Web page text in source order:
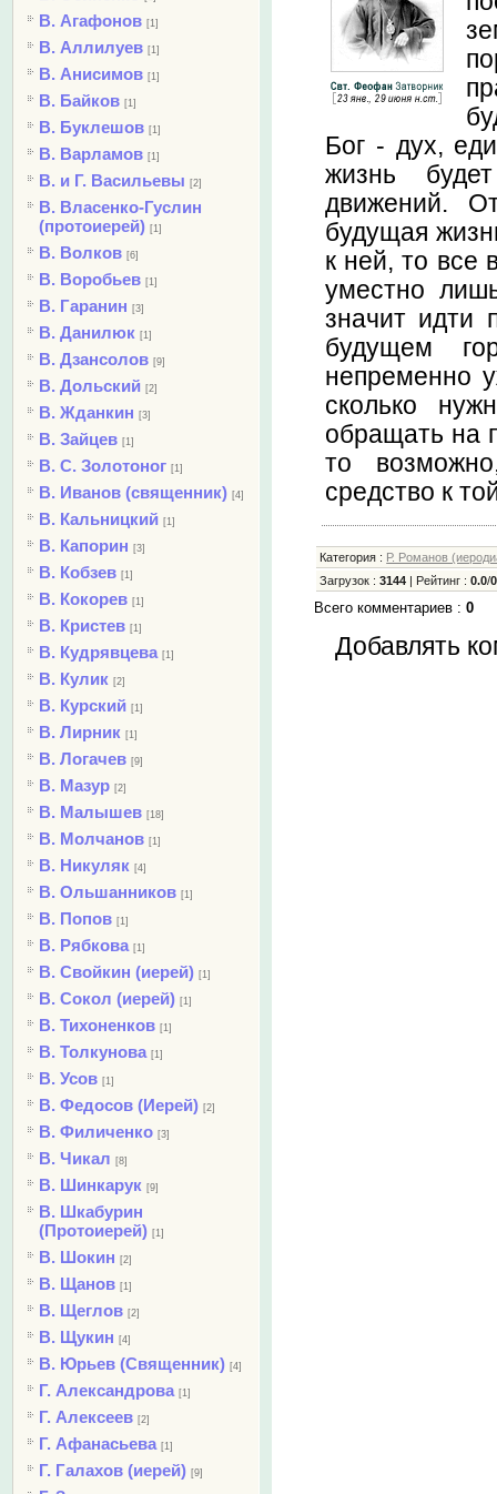
В. Агафонов [1]
В. Аллилуев [1]
В. Анисимов [1]
В. Байков [1]
В. Буклешов [1]
В. Варламов [1]
В. и Г. Васильевы [2]
В. Власенко-Гуслин
(протоиерей) [1]
В. Волков [6]
В. Воробьев [1]
В. Гаранин [3]
В. Данилюк [1]
В. Дзансолов [9]
В. Дольский [2]
В. Жданкин [3]
В. Зайцев [1]
В. С. Золотоног [1]
В. Иванов (священник) [4]
В. Кальницкий [1]
В. Капорин [3]
В. Кобзев [1]
В. Кокорев [1]
В. Кристев [1]
В. Кудрявцева [1]
В. Кулик [2]
В. Курский [1]
В. Лирник [1]
В. Логачев [9]
В. Мазур [2]
В. Малышев [18]
В. Молчанов [1]
В. Никуляк [4]
В. Ольшанников [1]
В. Попов [1]
В. Рябкова [1]
В. Свойкин (иерей) [1]
В. Сокол (иерей) [1]
В. Тихоненков [1]
В. Толкунова [1]
В. Усов [1]
В. Федосов (Иерей) [2]
В. Филиченко [3]
В. Чикал [8]
В. Шинкарук [9]
В. Шкабурин
(Протоиерей) [1]
В. Шокин [2]
В. Щанов [1]
В. Щеглов [2]
В. Щукин [4]
В. Юрьев (Священник) [4]
Г. Александрова [1]
Г. Алексеев [2]
Г. Афанасьева [1]
Г. Галахов (иерей) [9]
Бог - дух,
жизнь
движений.
будущая
к ней, то все
уместно
значит идти
будущем
непременно
сколько
обращать на
то
средство к
Категория : Р. Романов
Загрузок :3144 Рейтинг :0.0/0
Всего комментариев :0
Добавлять